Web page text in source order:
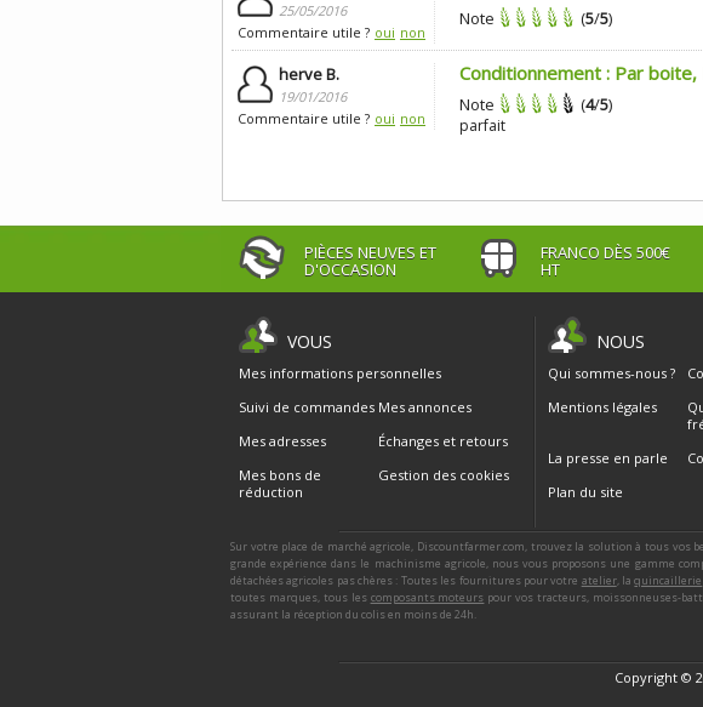
25/05/2016
Commentaire utile ? oui non
Note (5/5)
herve B.
19/01/2016
Commentaire utile ? oui non
Conditionnement : Par
Note (4/5)
parfait
PIÈCES NEUVES ET
D'OCCASION
FRANCO DÈS 500€
HT
VOUS
Mes informations personnelles
Suivi de commandes Mes annonces
Mes adresses
Échanges et retours
Mes bons de
réduction
Gestion des cookies
NOUS
Qui sommes-nous ?
Mentions légales
La presse en parle
Plan du site
Sur votre place de marché agricole, Discountfarmer.com, trouvez la solution à tous vos
grande expérience dans le machinisme agricole, nous vous proposons une gamme
détachées agricoles pas chères : Toutes les fournitures pour votre atelier, laquincaillerie
toutes marques, tous les composants moteurs pour vos tracteurs, moissonneuses-
assurant la réception du colis en moins de 24h.
Copyright ©